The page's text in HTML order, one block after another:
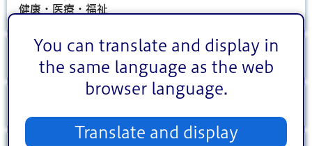
You can translate and display in
the same language as the web
browser language.
Translate and display
健康・医療・福祉